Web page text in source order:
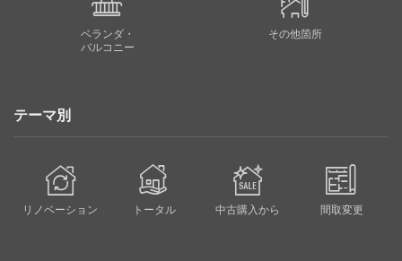
ベランダ・
バルコニー
その他箇所
テーマ別
リノベーション トータル 中古購入から 間取変更